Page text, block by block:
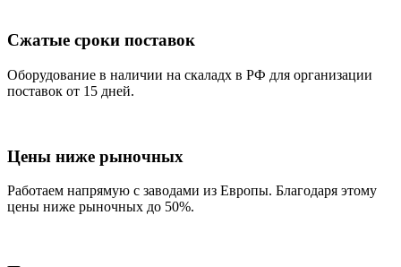
Сжатые сроки поставок
Оборудование в наличии на скаладх в РФ для организации
поставок от 15 дней.
Цены ниже рыночных
Работаем напрямую с заводами из Европы. Благодаря этому
цены ниже рыночных до 50%.